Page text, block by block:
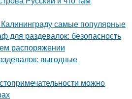
Калининграду самые популярные
для раздевалок: безопасность
распоряжении
выгодные
можно